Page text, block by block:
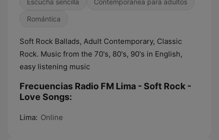
Escucha sencilla Contemporánea para adultos
Romántica
Soft Rock Ballads, Adult Contemporary, Classic
Rock. Music from the 70's, 80's, 90's in English,
easy listening music
Frecuencias Radio FM Lima - Soft Rock -
Love Songs:
Lima: Online